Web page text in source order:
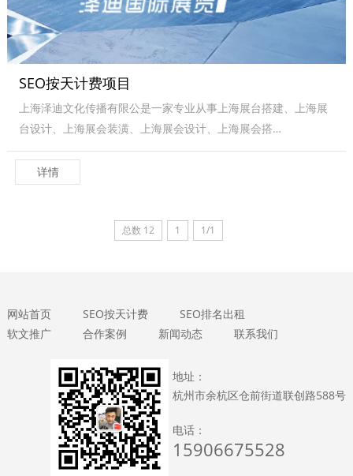
SEO按天计费项目
上海泽迪文化传播有限公是一家专业从事上海展台搭建、上海展
台设计、上海展会装潢、上海展会设计、上海展会搭…
详情
总数 12 1 1/1
网站首页 SEO按天计费
SEO排名出租
软文推广
合作案例 新闻动态 联系我们
地址：
杭州市余杭区仓前街道联创路588号
电话：
15906675528